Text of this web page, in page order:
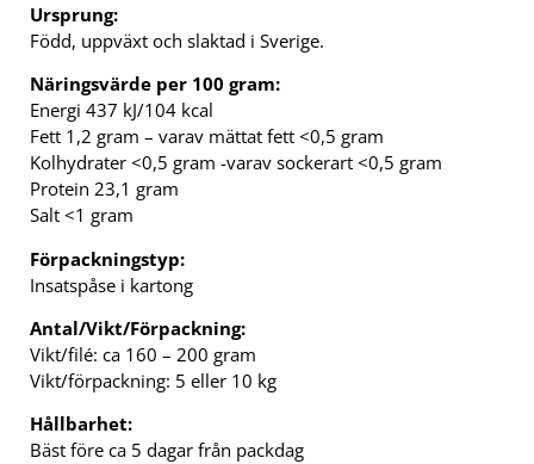
Ursprung:
Född, uppväxt och slaktad i Sverige.
Näringsvärde per 100 gram:
Energi 437 kJ/104 kcal
Fett 1,2 gram – varav mättat fett <0,5 gram
Kolhydrater <0,5 gram -varav sockerart <0,5 gram
Protein 23,1 gram
Salt <1 gram
Förpackningstyp:
Insatspåse i kartong
Antal/Vikt/Förpackning:
Vikt/filé: ca 160 – 200 gram
Vikt/förpackning: 5 eller 10 kg
Hållbarhet:
Bäst före ca 5 dagar från packdag